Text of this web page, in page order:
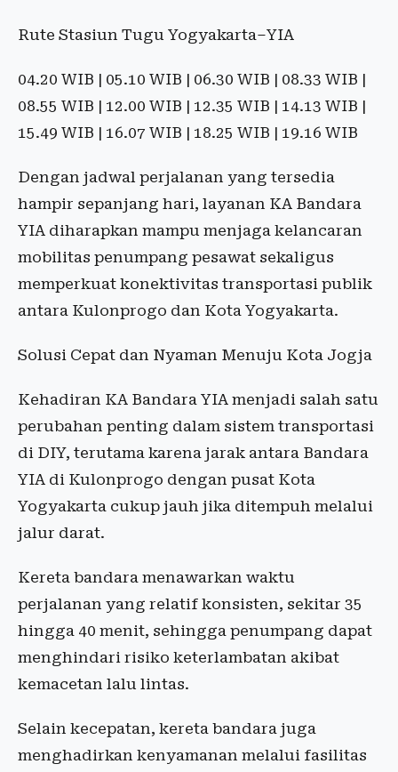
Rute Stasiun Tugu Yogyakarta–YIA
04.20 WIB | 05.10 WIB | 06.30 WIB | 08.33 WIB |
08.55 WIB | 12.00 WIB | 12.35 WIB | 14.13 WIB |
15.49 WIB | 16.07 WIB | 18.25 WIB | 19.16 WIB
Dengan jadwal perjalanan yang tersedia
hampir sepanjang hari, layanan KA Bandara
YIA diharapkan mampu menjaga kelancaran
mobilitas penumpang pesawat sekaligus
memperkuat konektivitas transportasi publik
antara Kulonprogo dan Kota Yogyakarta.
Solusi Cepat dan Nyaman Menuju Kota Jogja
Kehadiran KA Bandara YIA menjadi salah satu
perubahan penting dalam sistem transportasi
di DIY, terutama karena jarak antara Bandara
YIA di Kulonprogo dengan pusat Kota
Yogyakarta cukup jauh jika ditempuh melalui
jalur darat.
Kereta bandara menawarkan waktu
perjalanan yang relatif konsisten, sekitar 35
hingga 40 menit, sehingga penumpang dapat
menghindari risiko keterlambatan akibat
kemacetan lalu lintas.
Selain kecepatan, kereta bandara juga
menghadirkan kenyamanan melalui fasilitas